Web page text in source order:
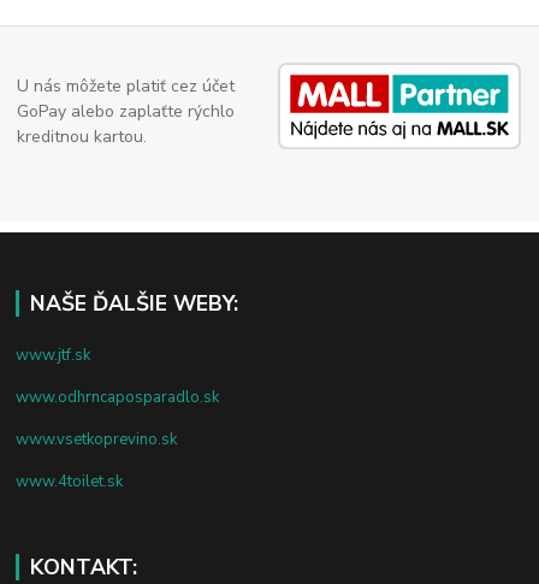
U nás môžete platiť cez účet
GoPay alebo zaplaťte rýchlo
kreditnou kartou.
NAŠE ĎALŠIE WEBY:
www.jtf.sk
www.odhrncaposparadlo.sk
www.vsetkoprevino.sk
www.4toilet.sk
KONTAKT: